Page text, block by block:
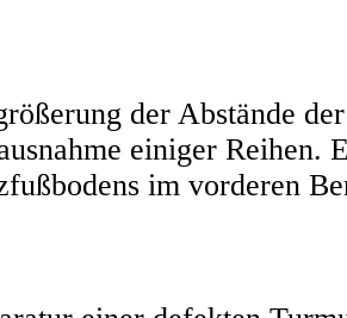
der Abstände
einiger Reihen.
im vorderen